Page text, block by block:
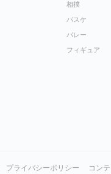
相撲
バスケ
バレー
フィギュア
プライバシーポリシー コン